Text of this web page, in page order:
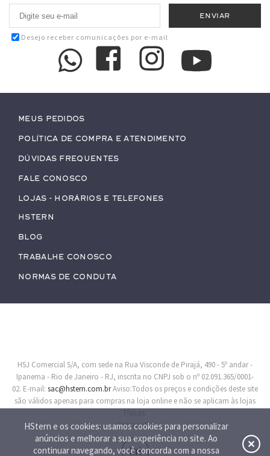
HStern e os cookies: usamos cookies para personalizar
anúncios e melhorar a sua experiência no site. Ao
continuar navegando, você concorda com a nossa
Desejo receber comunicações por e-mail
Meus pedidos
Política de Compra e Atendimento
Dúvidas Frequentes
Fale conosco
Lojas - Horários e Telefones
HStern
Blog
Trabalhe conosco
Normas de Conduta
HSJ Comercial S/A, com sede na Rua Visconde de Pirajá, 490 - 5º andar -
Ipanema - Rio de Janeiro - RJ, inscrita no CNPJ sob o nº 02.091.365/0001-
02. E-mail: sac@hstern.com.brAviso:Todos os preços e condições deste site
são válidos apenas para compras na loja online e não se aplicam às lojas
Procon-RJ